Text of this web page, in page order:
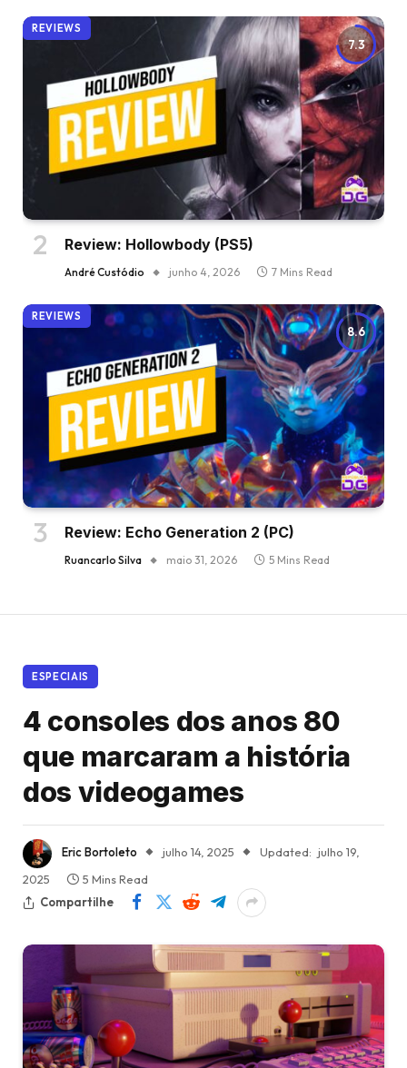
7.3
REVIEWS
Review: Hollowbody (PS5)
André Custódio junho 4, 2026 7 Mins Read
8.6
REVIEWS
Review: Echo Generation 2 (PC)
Ruancarlo Silva maio 31, 2026 5 Mins Read
ESPECIAIS
4 consoles dos anos 80
que marcaram a história
dos videogames
Eric Bortoleto julho 14, 2025 Updated: julho 19,
2025
5 Mins Read
Compartilhe